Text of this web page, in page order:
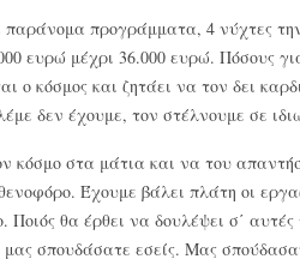
προγράμματα, 4 νύχτες
ευρώ μέχρι 36.000 ευρώ. Πόσους
ο κόσμος και ζητάει να τον δει
δεν έχουμε, τον στέλνουμε σε
κόσμο στα μάτια και να του
Έχουμε βάλει πλάτη οι
Ποιός θα έρθει να δουλέψει σ΄
μας σπουδάσατε εσείς. Μας